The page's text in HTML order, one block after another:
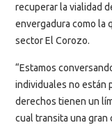
recuperar la vialidad
envergadura como la
sector El Corozo.
“Estamos
individuales no están
derechos tienen un
cual transita una gran